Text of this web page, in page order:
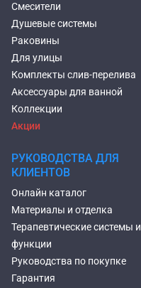
Смесители
Душевые системы
Раковины
Для улицы
Комплекты слив-перелива
Аксессуары для ванной
Коллекции
Акции
РУКОВОДСТВА ДЛЯ
КЛИЕНТОВ
Онлайн каталог
Материалы и отделка
Терапевтические системы и
функции
Руководства по покупке
Гарантия